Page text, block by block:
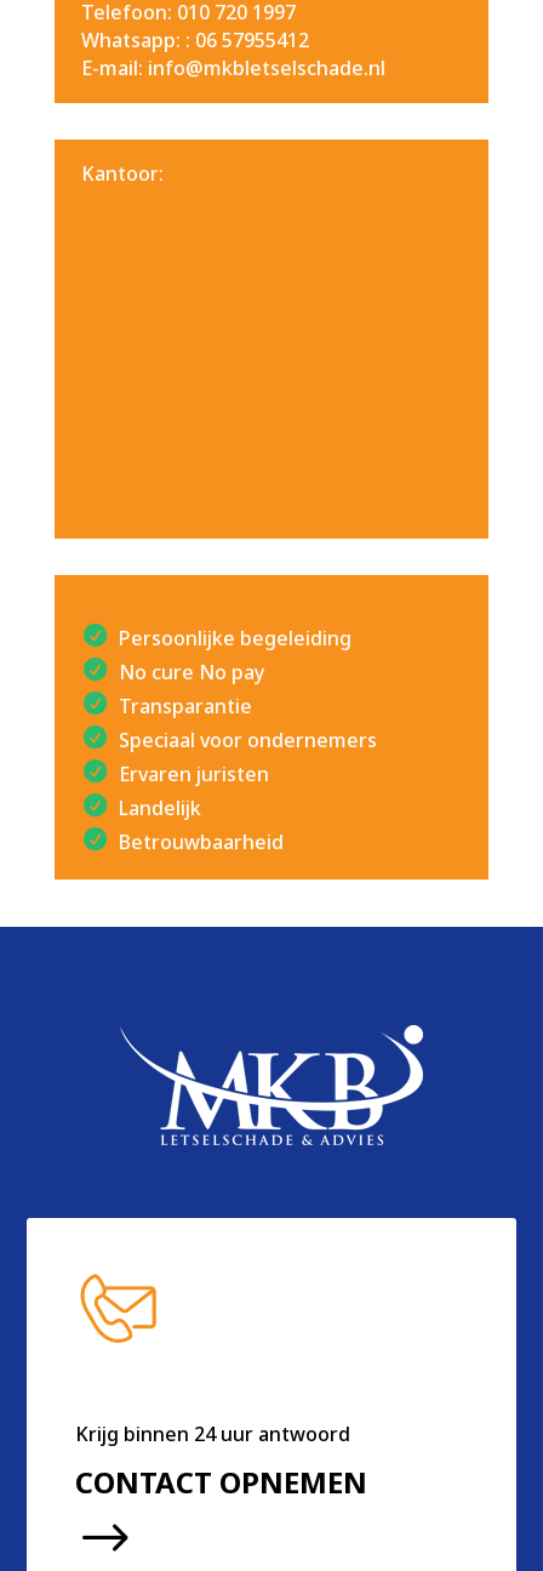
Telefoon: 010 720 1997
Whatsapp: : 06 57955412
E-mail: info@mkbletselschade.nl
Kantoor:
Persoonlijke begeleiding
No cure No pay
Transparantie
Speciaal voor ondernemers
Ervaren juristen
Landelijk
Betrouwbaarheid
Krijg binnen 24 uur antwoord
CONTACT OPNEMEN
$